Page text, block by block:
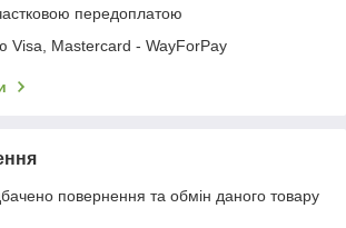
передоплатою
Visa, Mastercard - WayForPay
повернення та обмін даного товару